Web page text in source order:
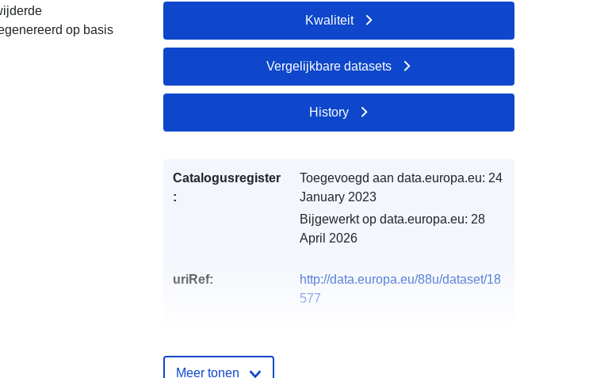
op basis
Kwaliteit
Vergelijkbare datasets
History
Catalogusregister
:
Toegevoegd aan data.europa.eu: 24
January 2023
Bijgewerkt op data.europa.eu: 28
April 2026
uriRef:
http://data.europa.eu/88u/dataset/18
577
Meer tonen